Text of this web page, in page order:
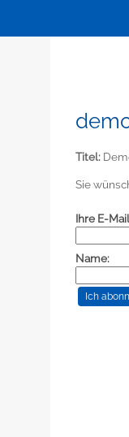
Titel:
Sie
Ihre E-
Name: